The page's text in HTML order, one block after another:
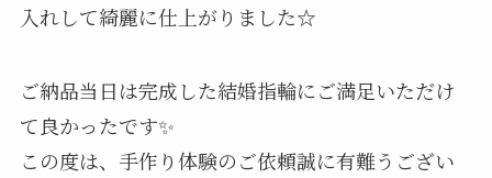
入れして綺麗に仕上がりました☆
ご納品当日は完成した結婚指輪にご満足いただけ
て良かったです✨
この度は、手作り体験のご依頼誠に有難うござい